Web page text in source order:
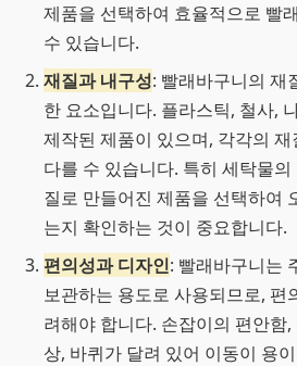
제품을 선택하여 효율적으로 빨
수 있습니다.
재질과 내구성: 빨래바구니의 재
한 요소입니다. 플라스틱, 철사,
제작된 제품이 있으며, 각각의
다를 수 있습니다. 특히 세탁물
질로 만들어진 제품을 선택하여
는지 확인하는 것이 중요합니다.
편의성과 디자인: 빨래바구니는
보관하는 용도로 사용되므로, 편
려해야 합니다. 손잡이의 편안함
상, 바퀴가 달려 있어 이동이 용